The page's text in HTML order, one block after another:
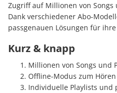
Zugriff auf Millionen von Songs
Dank verschiedener Abo-
passgenauen Lösungen für
Kurz & knapp
Millionen von Songs und
Offline-Modus zum
Individuelle Playlists und